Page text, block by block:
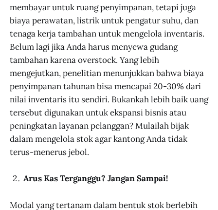
membayar untuk ruang penyimpanan, tetapi juga
biaya perawatan, listrik untuk pengatur suhu, dan
tenaga kerja tambahan untuk mengelola inventaris.
Belum lagi jika Anda harus menyewa gudang
tambahan karena overstock. Yang lebih
mengejutkan, penelitian menunjukkan bahwa biaya
penyimpanan tahunan bisa mencapai 20-30% dari
nilai inventaris itu sendiri. Bukankah lebih baik uang
tersebut digunakan untuk ekspansi bisnis atau
peningkatan layanan pelanggan? Mulailah bijak
dalam mengelola stok agar kantong Anda tidak
terus-menerus jebol.
Arus Kas Terganggu? Jangan Sampai!
Modal yang tertanam dalam bentuk stok berlebih